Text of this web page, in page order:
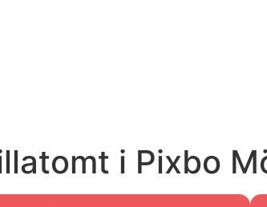
i Pixbo